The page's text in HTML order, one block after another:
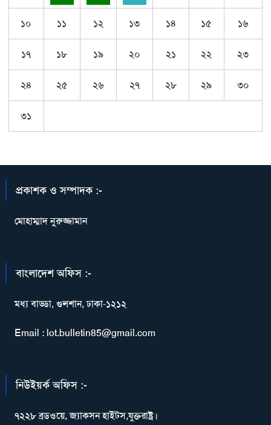
১০ ১১ ১২ ১৩ ১৪ ১৫ ১৬
১৭ ১৮ ১৯ ২০ ২১ ২২ ২৩
২৪ ২৫ ২৬ ২৭ ২৮ ২৯ ৩০
৩১
প্রকাশক ও সম্পাদক :-
মোহাম্মাদ নুরুজ্জামান
বাংলাদেশ অফিস :-
মধ্য বাড্ডা, গুলশান, ঢাকা-১২১২
Email : lot.bulletin85@gmail.com
নিউইয়র্ক অফিস :-
৭২২৮ ব্রডওয়ে, জ্যাকসন হাইটস,যুক্তরাষ্ট্র।